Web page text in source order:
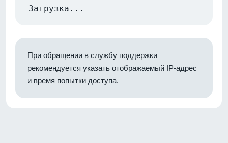
Загрузка...
При обращении в службу поддержки
рекомендуется указать отображаемый IP-адрес
и время попытки доступа.